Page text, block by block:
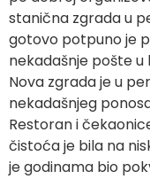
stanična zgrada u
gotovo potpuno je
nekadašnje pošte u
Nova zgrada je u
nekadašnjeg
Restoran i
čistoća je bila na
je godinama bio